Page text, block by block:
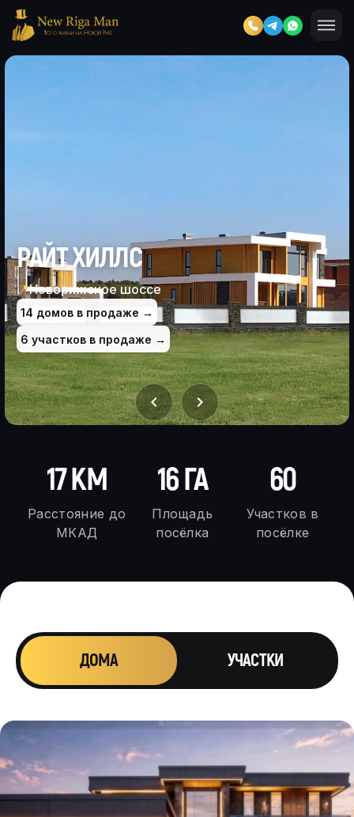
РАЙТ ХИЛЛС
📍Новорижское шоссе
14 домов в продаже →
6 участков в продаже →
chevron_left chevron_right
17 КМ
Расстояние до
МКАД
16 ГА
Площадь
посёлка
60
Участков в
посёлке
ДОМА УЧАСТКИ